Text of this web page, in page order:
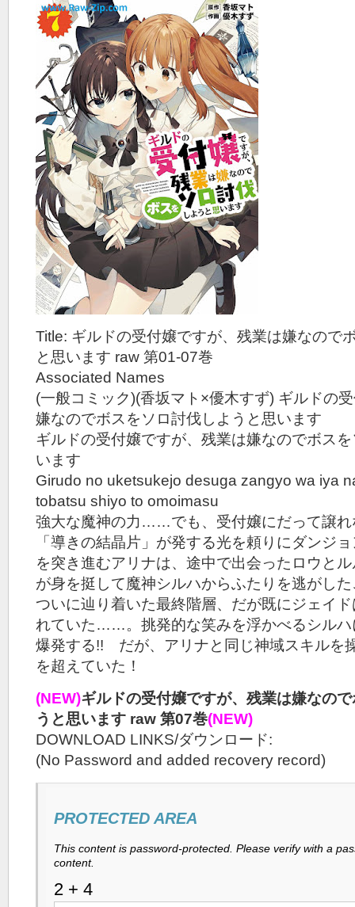
Title: ギルドの受付嬢ですが、残業は嫌なので
と思います raw 第01-07巻
Associated Names
(一般コミック)(香坂マト×優木すず) ギルドの
嫌なのでボスをソロ討伐しようと思います
ギルドの受付嬢ですが、残業は嫌なのでボス
います
Girudo no uketsukejo desuga zangyo wa iya
tobatsu shiyo to omoimasu
強大な魔神の力……でも、受付嬢にだって譲れ
「導きの結晶片」が発する光を頼りにダンジ
を突き進むアリナは、途中で出会ったロウと
が身を挺して魔神シルハからふたりを逃がし
ついに辿り着いた最終階層、だが既にジェイ
れていた……。挑発的な笑みを浮かべるシルハ
爆発する!! だが、アリナと同じ神域スキルを
を超えていた！
(NEW)ギルドの受付嬢ですが、残業は嫌なの
うと思います raw 第07巻(NEW)
DOWNLOAD LINKS/ダウンロード:
(No Password and added recovery record)
PROTECTED AREA
This content is password-protected. Please verify with a
content.